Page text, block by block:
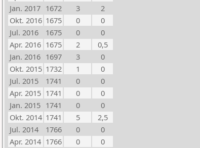
Jan. 2017 1672 3
2
Okt. 2016 1675 0
0
Jul. 2016
1675 0
0
Apr. 2016 1675 2
0,5
Jan. 2016 1697 3
0
Okt. 2015 1732 1
0
Jul. 2015
1741 0
0
Apr. 2015 1741 0
0
Jan. 2015 1741 0
0
Okt. 2014 1741 5
2,5
Jul. 2014
1766 0
0
Apr. 2014 1766 0
0